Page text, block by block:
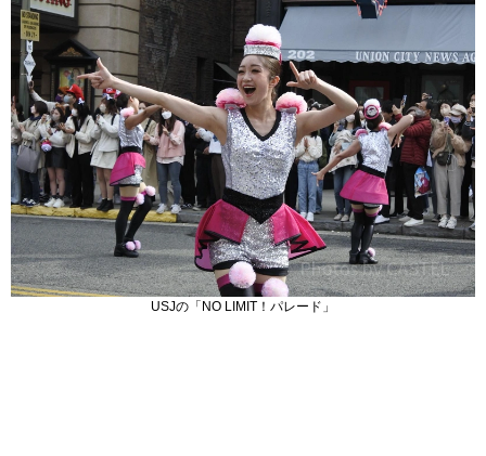
USJの「NO LIMIT！パレード」